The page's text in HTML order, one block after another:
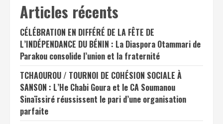
Articles récents
CÉLÉBRATION EN DIFFÉRÉ DE LA FÊTE DE
L’INDÉPENDANCE DU BÉNIN : La Diaspora Otammari de
Parakou consolide l’union et la fraternité
TCHAOUROU / TOURNOI DE COHÉSION SOCIALE À
SANSON : L’He Chabi Goura et le CA Soumanou
Sinaïssiré réussissent le pari d’une organisation
parfaite